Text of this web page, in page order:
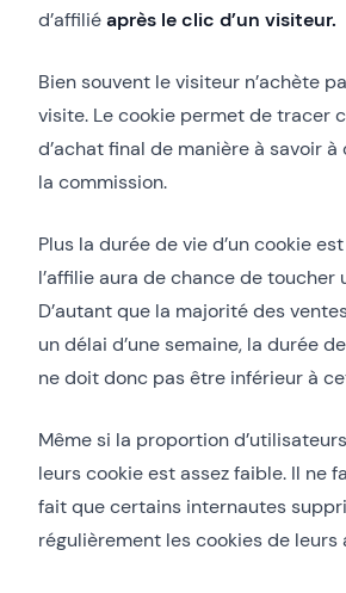
d’affiliéaprès le clic d’un visiteur.
Bien souvent le visiteur n’achète
visite. Le cookie permet de tracer
d’achat final de manière à savoir
la commission.
Plus la durée de vie d’un cookie
l’affilie aura de chance de toucher
D’autant que la majorité des
un délai d’une semaine, la durée
ne doit donc pas être inférieur à
Même si la proportion
leurs cookie est assez faible. Il ne
fait que certains internautes
régulièrement les cookies de leurs